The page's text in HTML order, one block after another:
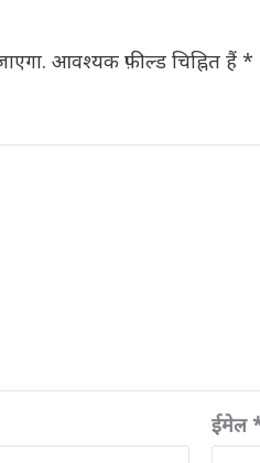
आवश्यक फ़ील्ड चिह्नित हैं *
ईमेल*